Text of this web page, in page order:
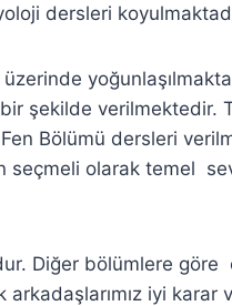
dersleri
şekilde verilmektedir.
Bölümü dersleri
seçmeli olarak temel
Diğer bölümlere
arkadaşlarımız iyi